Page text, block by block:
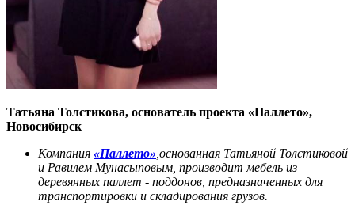
Татьяна Толстикова, основатель проекта «Паллето»,
Новосибирск
Компания «Паллето»,основанная Татьяной Толстиковой
и Равилем Мунасыповым, производит мебель из
деревянных паллет - поддонов, предназначенных для
транспортировки и складирования грузов.